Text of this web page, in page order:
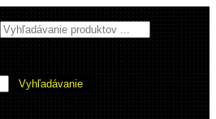
Vyhľadávanie